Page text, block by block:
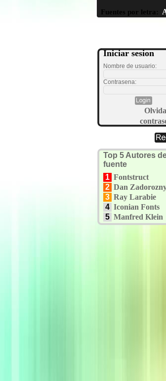
Fuentes por letra:
Iniciar sesion
Nombre de usuario:
Contrasena:
Top 5 Autores
fuente
1 Fontstruct
2 Dan
3 Ray Larabie
4 Iconian Fonts
5 Manfred Klein